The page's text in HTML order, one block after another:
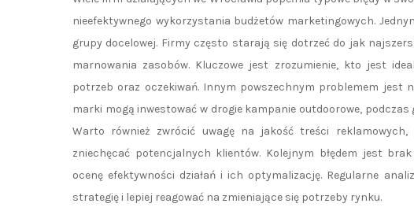
nieefektywnego wykorzystania budżetów marketingowych.
grupy docelowej. Firmy często starają się dotrzeć do jak
marnowania zasobów. Kluczowe jest zrozumienie, kto jest
potrzeb oraz oczekiwań. Innym powszechnym problemem jest
marki mogą inwestować w drogie kampanie outdoorowe,
Warto również zwrócić uwagę na jakość treści reklamowych,
zniechęcać potencjalnych klientów. Kolejnym błędem jest
ocenę efektywności działań i ich optymalizację. Regularne
strategię i lepiej reagować na zmieniające się potrzeby rynku.